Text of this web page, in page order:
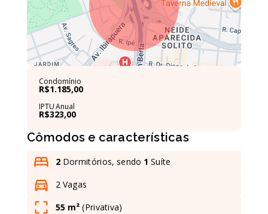
Condomínio
R$1.185,00
IPTU Anual
R$323,00
Cômodos e características
2 Dormitórios, sendo 1 Suíte
2 Vagas
55 m² (Privativa)